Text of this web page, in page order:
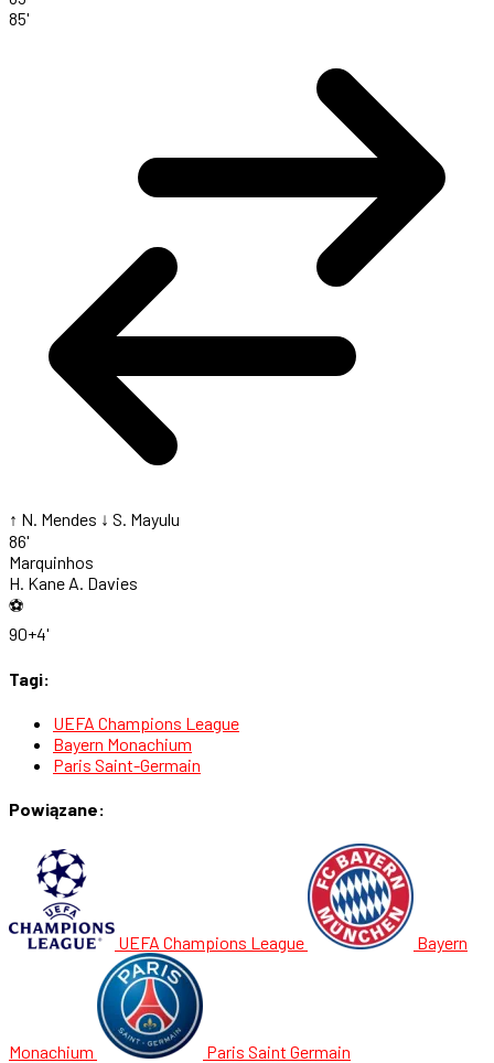
85'
↑ N. Mendes ↓ S. Mayulu
86'
Marquinhos
H. Kane A. Davies
⚽
90+4'
Tagi:
UEFA Champions League
Bayern Monachium
Paris Saint-Germain
Powiązane:
UEFA Champions League Bayern
Monachium Paris Saint Germain